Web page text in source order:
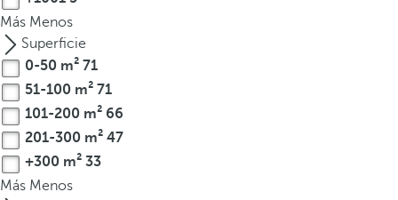
Más Menos
Superficie
0-50 m² 71
51-100 m² 71
101-200 m² 66
201-300 m² 47
+300 m² 33
Más Menos